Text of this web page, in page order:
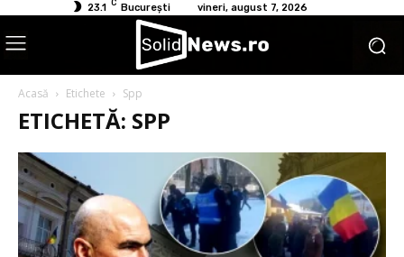
23.1 C București vineri, august 7, 2026
Acasă Etichete Spp
ETICHETĂ: SPP